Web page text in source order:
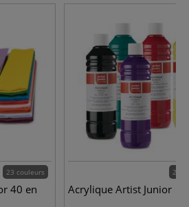
23 couleurs
40 en
24
Acrylique Artist Junior